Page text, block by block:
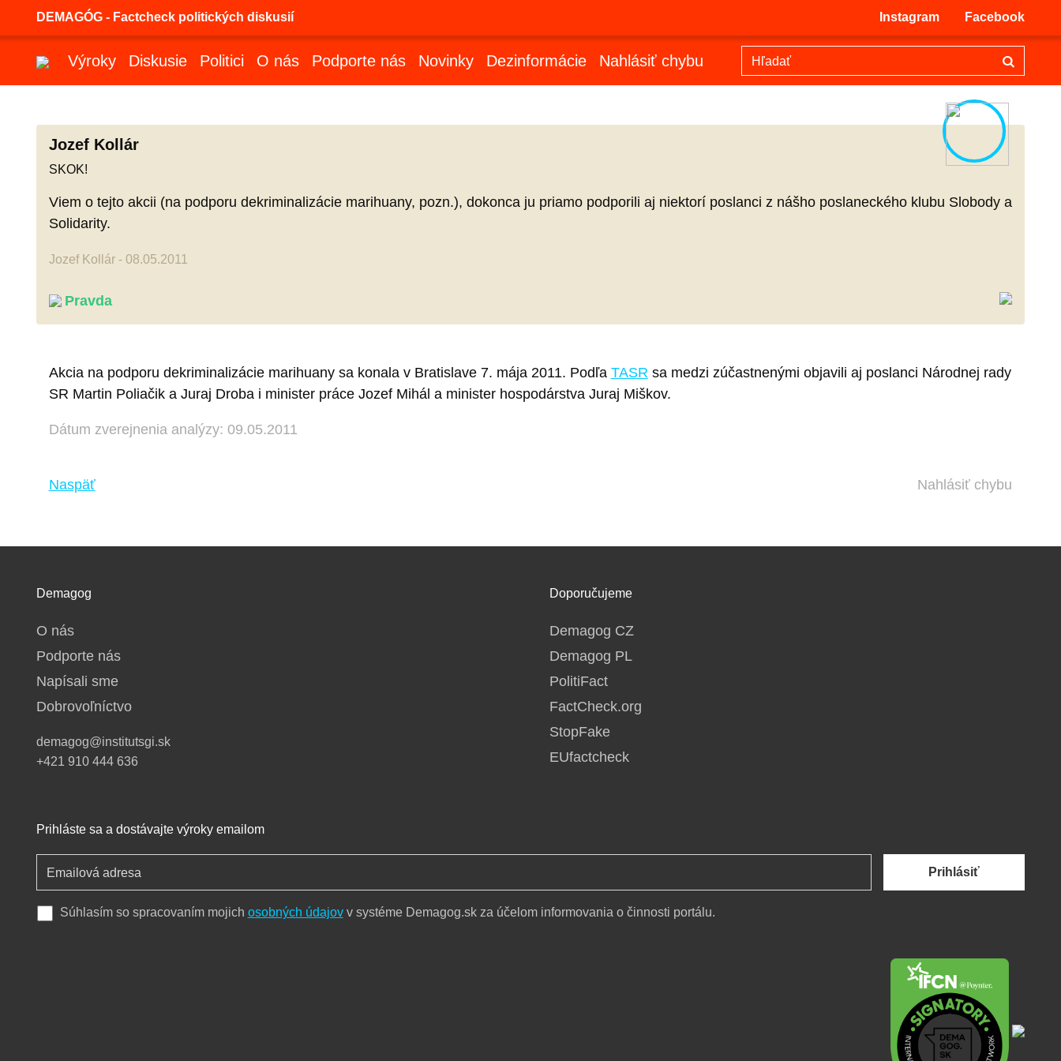
DEMAGÓG - Factcheck politických diskusií Instagram Facebook
Výroky Diskusie Politici O nás Podporte nás Novinky Dezinformácie Nahlásiť chybu
Jozef Kollár
SKOK!
Viem o tejto akcii (na podporu dekriminalizácie marihuany, pozn.), dokonca ju priamo podporili aj niektorí poslanci z nášho poslaneckého klubu Slobody a
Solidarity.
Jozef Kollár - 08.05.2011
Pravda
Akcia na podporu dekriminalizácie marihuany sa konala v Bratislave 7. mája 2011. Podľa TASR sa medzi zúčastnenými objavili aj poslanci Národnej rady
SR Martin Poliačik a Juraj Droba i minister práce Jozef Mihál a minister hospodárstva Juraj Miškov.
Dátum zverejnenia analýzy: 09.05.2011
Naspäť Nahlásiť chybu
Demagog
O nás
Podporte nás
Napísali sme
Dobrovoľníctvo
demagog@institutsgi.sk
+421 910 444 636
Doporučujeme
Demagog CZ
Demagog PL
PolitiFact
FactCheck.org
StopFake
EUfactcheck
Prihláste sa a dostávajte výroky emailom
Prihlásiť
Súhlasím so spracovaním mojich osobných údajovv systéme Demagog.sk za účelom informovania o činnosti portálu.